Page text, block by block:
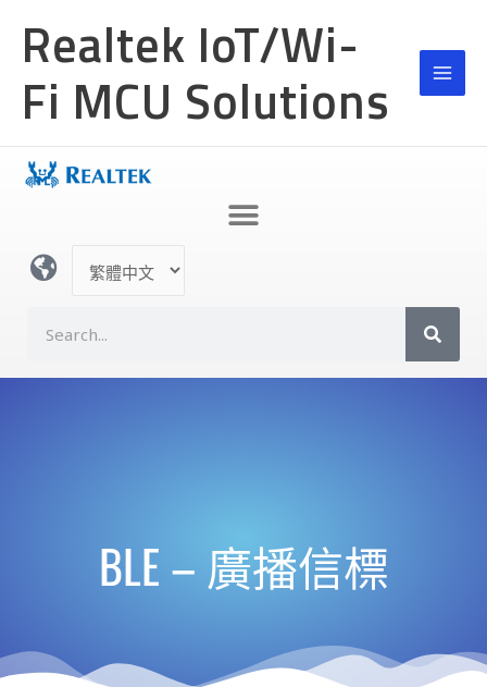
容
Realtek IoT/Wi-
Fi MCU Solutions
言
a
BLE – 廣播信標